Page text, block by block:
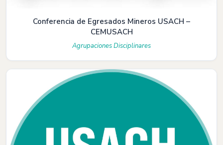
Conferencia de Egresados Mineros USACH –
CEMUSACH
Agrupaciones Disciplinares